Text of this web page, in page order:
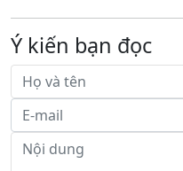
Ý kiến bạn đọc